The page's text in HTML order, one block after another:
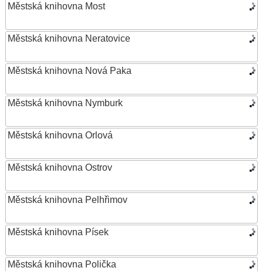
Městská knihovna Most
Městská knihovna Neratovice
Městská knihovna Nová Paka
Městská knihovna Nymburk
Městská knihovna Orlová
Městská knihovna Ostrov
Městská knihovna Pelhřimov
Městská knihovna Písek
Městská knihovna Polička